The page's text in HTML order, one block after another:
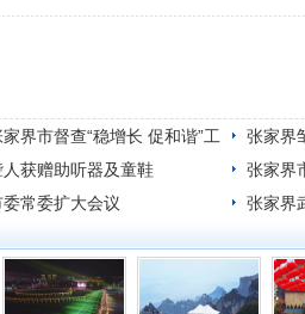
界市督查“稳增长 促和谐”工
张家界
获赠助听器及童鞋
张家界
常委扩大会议
张家界